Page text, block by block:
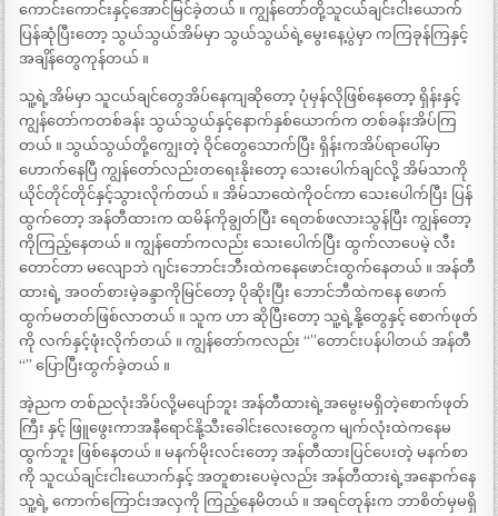
ကောင်းကောင်းနှင့်အောင်မြင်ခဲ့တယ် ။ ကျွန်တော်တို့သူငယ်ချင်းငါးယောက်
ပြန်ဆုံပြီးတော့ သွယ်သွယ်အိမ်မှာ သွယ်သွယ်ရဲ့မွေးနေ့ပွဲမှာ ကကြခုန်ကြနှင့်
အချိန်တွေကုန်တယ် ။
သူ့ရဲ့အိမ်မှာ သူငယ်ချင်တွေအိပ်နေကျဆိုတော့ ပုံမှန်လိုဖြစ်နေတော့ ရှိန်းနှင့်
ကျွန်တော်ကတစ်ခန်း သွယ်သွယ်နှင့်နောက်နှစ်ယောက်က တစ်ခန်းအိပ်ကြ
တယ် ။ သွယ်သွယ်တို့ကျွေးတဲ့ ဝိုင်တွေသောက်ပြီး ရှိန်းကအိပ်ရာပေါ်မှာ
ဟောက်နေပြီ ကျွန်တော်လည်းတရေးနိုးတော့ သေးပေါက်ချင်လို့ အိမ်သာကို
ယိုင်တိုင်တိုင်နှင့်သွားလိုက်တယ် ။ အိမ်သာထေဲကိုဝင်ကာ သေးပေါက်ပြီး ပြန်
ထွက်တော့ အန်တီထားက ထမိန်ကိုချွတ်ပြီး ရေတစ်ဖလားသွန်ပြီး ကျွန်တော့
ကိုကြည့်နေတယ် ။ ကျွန်တော်ကလည်း သေးပေါက်ပြီး ထွက်လာပေမဲ့ လီး
တောင်တာ မလျောဘဲ ဂျင်းဘောင်းဘီးထဲကနေဖောင်းထွက်နေတယ် ။ အန်တီ
ထားရဲ့ အဝတ်စားမဲ့ခန္ဒာကိုမြင်တော့ ပိုဆိုးပြီး ဘောင်ဘီထဲကနေ ဖောက်
ထွက်မတတ်ဖြစ်လာတယ် ။ သူက ဟာ ဆိုပြီးတော့ သူ့ရဲ့နို့တွေနှင့် စောက်ဖုတ်
ကို လက်နှင့်ဖုံးလိုက်တယ် ။ ကျွန်တော်ကလည်း “”တောင်းပန်ပါတယ် အန်တီ
“” ပြောပြီးထွက်ခဲ့တယ် ။
အဲ့ညက တစ်ညလုံးအိပ်လို့မပျော်ဘူး အန်တီထားရဲ့အမွေးမရှိတဲ့စောက်ဖုတ်
ကြီး နှင့် ဖြူဖွေးကာအနီရောင်နို့သီးခေါင်းလေးတွေက မျက်လုံးထဲကနေမ
ထွက်ဘူး ဖြစ်နေတယ် ။ မနက်မိုးလင်းတော့ အန်တီထားပြင်ပေးတဲ့ မနက်စာ
ကို သူငယ်ချင်းငါးယောက်နှင့် အတူစားပေမဲ့လည်း အန်တီထားရဲ့အနောက်နေ
သူ့ရဲ့ ကောက်ကြောင်းအလှကို ကြည့်နေမိတယ် ။ အရင်တုန်းက ဘာစိတ်မှမရှိ